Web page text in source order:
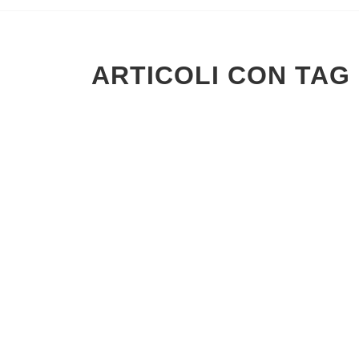
ARTICOLI CON